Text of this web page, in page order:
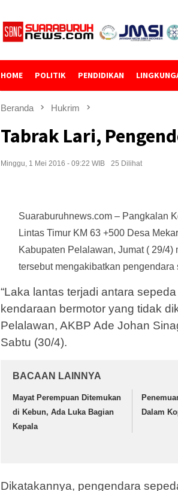
HOME POLITIK PENDIDIKAN
Beranda Hukrim
Tabrak Lari,
Minggu, 1 Mei 2016 - 09:22 WIB 25 Dilihat
Suaraburuhnews.com – Pangkalan
Lintas Timur KM 63 +500 Desa
Kabupaten Pelalawan, Jumat ( 29/
tersebut mengakibatkan pengendara
“Laka lantas terjadi antara
kendaraan bermotor yang tidak
Pelalawan, AKBP Ade Johan
Sabtu (30/4).
BACAAN LAINNYA
Mayat Perempuan Ditemukan
di Kebun, Ada Luka Bagian
Kepala
Dalam
Dikatakannya, pengendara